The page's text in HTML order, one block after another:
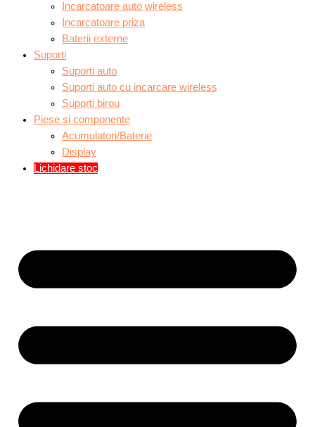
Incarcatoare auto wireless
Incarcatoare priza
Baterii externe
Suporti
Suporti auto
Suporti auto cu incarcare wireless
Suporti birou
Piese si componente
Acumulatori/Baterie
Display
Lichidare stoc